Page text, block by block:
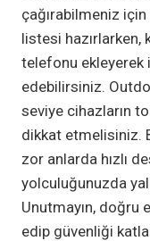
çağırabilmeniz için
listesi hazırlarken,
telefonu ekleyerek
edebilirsiniz.
seviye cihazların
dikkat etmelisiniz.
zor anlarda hızlı
yolculuğunuzda
Unutmayın, doğru
edip güvenliği